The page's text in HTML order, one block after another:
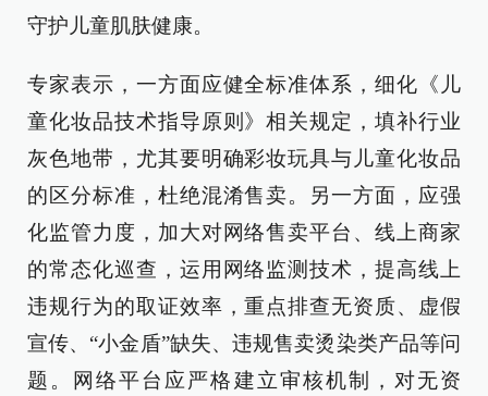
守护儿童肌肤健康。
专家表示，一方面应健全标准体系，细化《儿
童化妆品技术指导原则》相关规定，填补行业
灰色地带，尤其要明确彩妆玩具与儿童化妆品
的区分标准，杜绝混淆售卖。另一方面，应强
化监管力度，加大对网络售卖平台、线上商家
的常态化巡查，运用网络监测技术，提高线上
违规行为的取证效率，重点排查无资质、虚假
宣传、“小金盾”缺失、违规售卖烫染类产品等问
题。网络平台应严格建立审核机制，对无资